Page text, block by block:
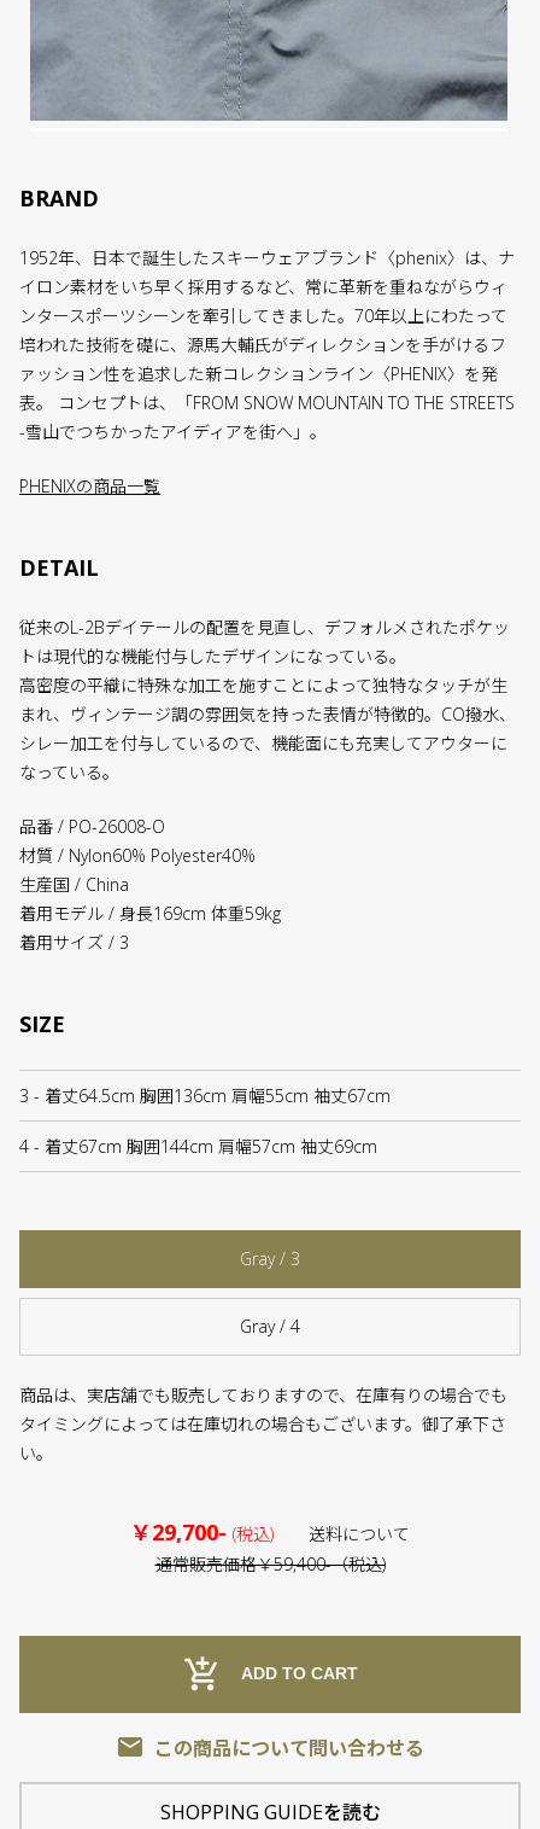
BRAND
1952年、日本で誕生したスキーウェアブランド〈phenix〉は、ナ
イロン素材をいち早く採用するなど、常に革新を重ねながらウィ
ンタースポーツシーンを牽引してきました。70年以上にわたって
培われた技術を礎に、源馬大輔氏がディレクションを手がけるフ
ァッション性を追求した新コレクションライン〈PHENIX〉を発
表。 コンセプトは、「FROM SNOW MOUNTAIN TO THE STREETS
-雪山でつちかったアイディアを街へ」。
PHENIXの商品一覧
DETAIL
従来のL-2Bデイテールの配置を見直し、デフォルメされたポケッ
トは現代的な機能付与したデザインになっている。
高密度の平織に特殊な加工を施すことによって独特なタッチが生
まれ、ヴィンテージ調の雰囲気を持った表情が特徴的。CO撥水、
シレー加工を付与しているので、機能面にも充実してアウターに
なっている。
品番 / PO-26008-O
材質 / Nylon60% Polyester40%
生産国 / China
着用モデル / 身長169cm 体重59kg
着用サイズ / 3
SIZE
3 - 着丈64.5cm 胸囲136cm 肩幅55cm 袖丈67cm
4 - 着丈67cm 胸囲144cm 肩幅57cm 袖丈69cm
Gray / 3
Gray / 4
商品は、実店舗でも販売しておりますので、在庫有りの場合でも
タイミングによっては在庫切れの場合もございます。御了承下さ
い。
￥29,700- (税込)
送料について
通常販売価格￥59,400-（税込)
add_shopping_cart ADD TO CART
email この商品について問い合わせる
SHOPPING GUIDEを読む